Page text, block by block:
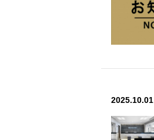
2025.10.01